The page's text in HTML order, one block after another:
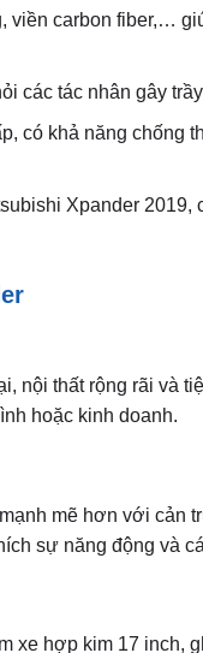
viền carbon fiber,…
các tác nhân gây
có khả năng chống
Xpander 2019,
thất rộng rãi và
hoặc kinh doanh.
mẽ hơn với cản
sự năng động và
hợp kim 17 inch,